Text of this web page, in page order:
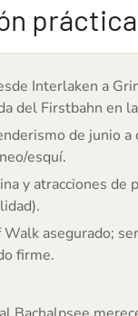
práctica
Interlaken a
del Firstbahn en
de junio a
esquí.
y atracciones de
asegurado;
firme.